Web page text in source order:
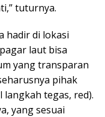
tuturnya.
hadir di lokasi
laut bisa
yang transparan
pihak
tegas, red).
yang sesuai